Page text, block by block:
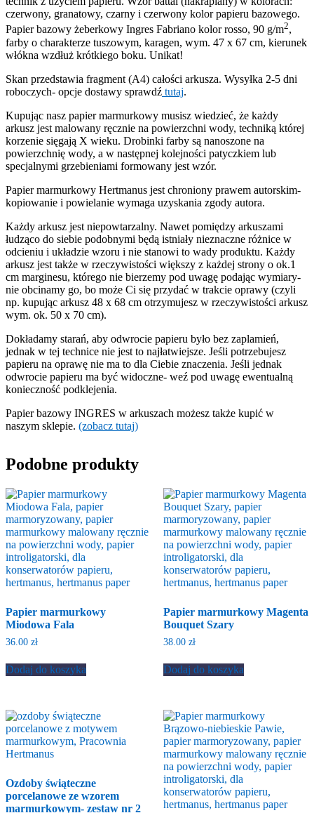
czerwony, granatowy, czarny i czerwony kolor papieru bazowego.
Papier bazowy żeberkowy Ingres Fabriano kolor rosso, 90 g/m2,
farby o charakterze tuszowym, karagen, wym. 47 x 67 cm, kierunek
włókna wzdłuż krótkiego boku. Unikat!
Skan przedstawia fragment (A4) całości arkusza. Wysyłka 2-5 dni
roboczych- opcje dostawy sprawdź tutaj.
Kupując nasz papier marmurkowy musisz wiedzieć, że każdy
arkusz jest malowany ręcznie na powierzchni wody, techniką której
korzenie sięgają X wieku. Drobinki farby są nanoszone na
powierzchnię wody, a w następnej kolejności patyczkiem lub
specjalnymi grzebieniami formowany jest wzór.
Papier marmurkowy Hertmanus jest chroniony prawem autorskim-
kopiowanie i powielanie wymaga uzyskania zgody autora.
Każdy arkusz jest niepowtarzalny. Nawet pomiędzy arkuszami
łudząco do siebie podobnymi będą istniały nieznaczne różnice w
odcieniu i układzie wzoru i nie stanowi to wady produktu. Każdy
arkusz jest także w rzeczywistości większy z każdej strony o ok.1
cm marginesu, którego nie bierzemy pod uwagę podając wymiary-
nie obcinamy go, bo może Ci się przydać w trakcie oprawy (czyli
np. kupując arkusz 48 x 68 cm otrzymujesz w rzeczywistości arkusz
wym. ok. 50 x 70 cm).
Dokładamy starań, aby odwrocie papieru było bez zaplamień,
jednak w tej technice nie jest to najłatwiejsze. Jeśli potrzebujesz
papieru na oprawę nie ma to dla Ciebie znaczenia. Jeśli jednak
odwrocie papieru ma być widoczne- weź pod uwagę ewentualną
konieczność podklejenia.
Papier bazowy INGRES w arkuszach możesz także kupić w
naszym sklepie. (zobacz tutaj)
Podobne produkty
Papier marmurkowy
Miodowa Fala
36.00 zł
Dodaj do koszyka
Papier marmurkowy Magenta
Bouquet Szary
38.00 zł
Dodaj do koszyka
Ozdoby świąteczne
porcelanowe ze wzorem
marmurkowym- zestaw nr 2